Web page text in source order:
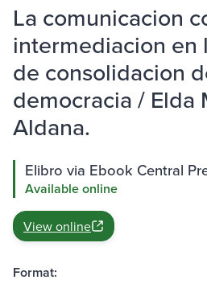
La comunicacion
intermediacion en
de consolidacion
democracia / Elda
Aldana.
Elibro via Ebook Central
Available online
View online
Format: